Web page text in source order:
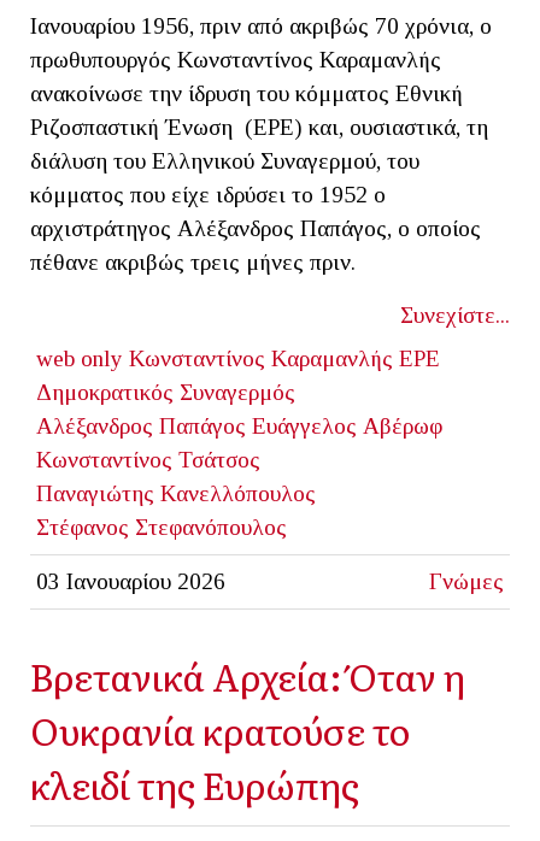
Ιανουαρίου 1956, πριν από ακριβώς 70 χρόνια, ο
πρωθυπουργός Κωνσταντίνος Καραμανλής
ανακοίνωσε την ίδρυση του κόμματος Εθνική
Ριζοσπαστική Ένωση (ΕΡΕ) και, ουσιαστικά, τη
διάλυση του Ελληνικού Συναγερμού, του
κόμματος που είχε ιδρύσει το 1952 ο
αρχιστράτηγος Αλέξανδρος Παπάγος, ο οποίος
πέθανε ακριβώς τρεις μήνες πριν.
Συνεχίστε...
web only Κωνσταντίνος Καραμανλής ΕΡΕ
Δημοκρατικός Συναγερμός
Αλέξανδρος Παπάγος Ευάγγελος Αβέρωφ
Κωνσταντίνος Τσάτσος
Παναγιώτης Κανελλόπουλος
Στέφανος Στεφανόπουλος
03 Ιανουαρίου 2026 Γνώμες
Βρετανικά Αρχεία: Όταν η
Ουκρανία κρατούσε το
κλειδί της Ευρώπης